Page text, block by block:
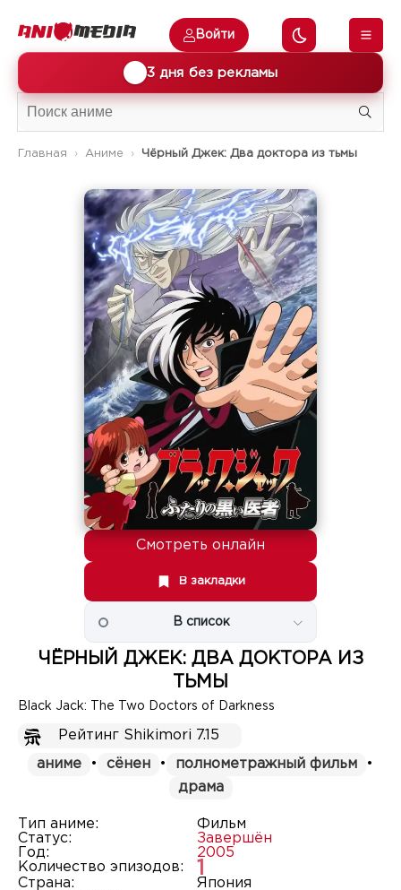
3 дня без рекламы
Войти
Главная Аниме Чёрный Джек: Два доктора из тьмы
Смотреть онлайн
В закладки
В список
ЧЁРНЫЙ ДЖЕК: ДВА ДОКТОРА ИЗ
ТЬМЫ
Black Jack: The Two Doctors of Darkness
Рейтинг Shikimori 7.15
аниме • сёнен • полнометражный фильм
•
драма
Тип аниме:
Фильм
Статус:
Завершён
Год:
2005
Количество эпизодов:
1
Страна:
Япония